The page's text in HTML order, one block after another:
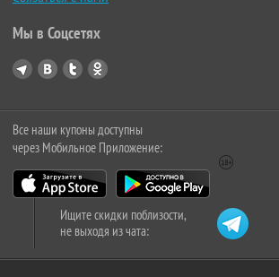
Мы в Соцсетях
Все наши купоны доступны
через Мобильное Приложение:
Ищите скидки поблизости,
не выходя из чата: